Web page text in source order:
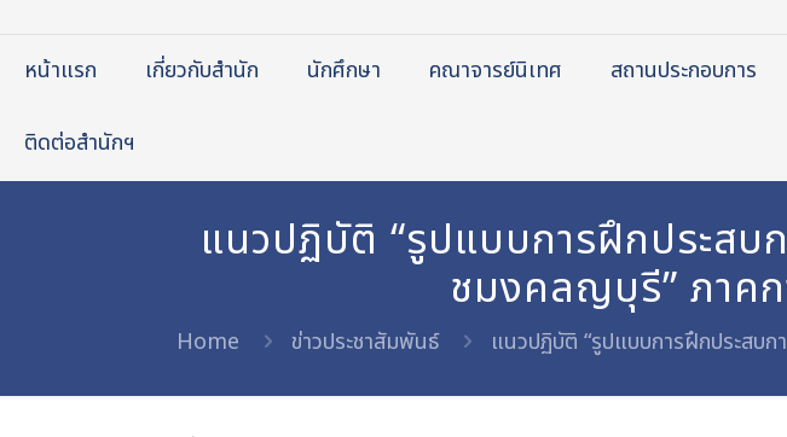
หน้าแรก เกี่ยวกับสำนัก นักศึกษา คณาจารย์นิเทศ สถานประกอบการ
ติดต่อสำนักฯ
แนวปฏิบัติ “รูปแบบการฝึกประสบ
ชมงคลญบุรี” ภาค
Home ข่าวประชาสัมพันธ์ แนวปฏิบัติ “รูปแบบการฝึกประสบ